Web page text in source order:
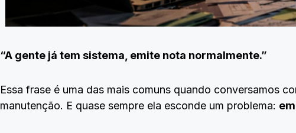
“A gente já tem sistema, emite nota normalmente.”
Essa frase é uma das mais comuns quando conversamos
manutenção. E quase sempre ela esconde um problema: